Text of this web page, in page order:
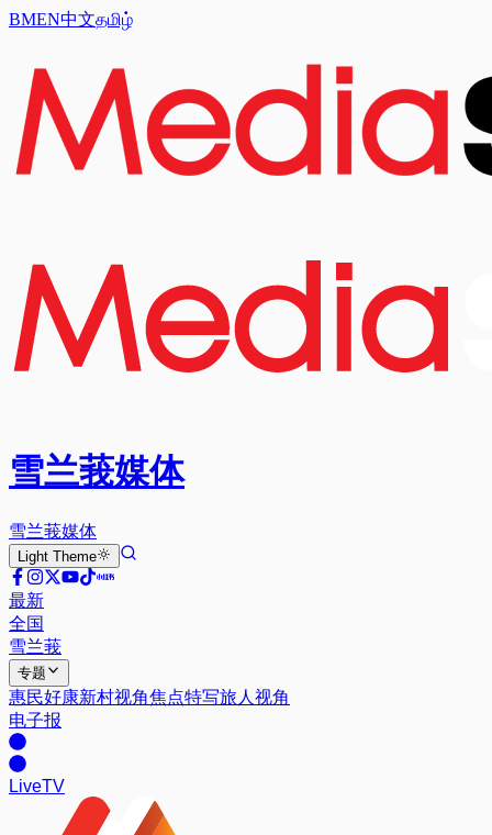
BMEN中文தமிழ்
雪兰莪媒体
雪兰莪媒体
Light Theme
最新
全国
雪兰莪
专题
惠民好康新村视角焦点特写旅人视角
电子报
LiveTV